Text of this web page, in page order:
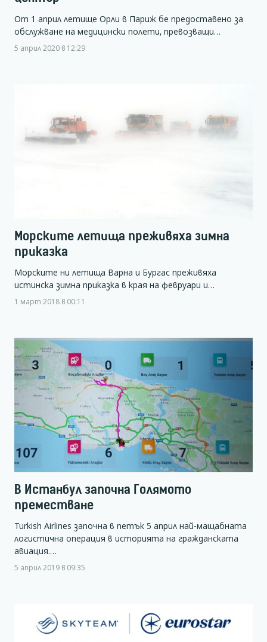
От 1 април летище Орли в Париж бе предоставено за
обслужване на медицински полети, превозващи…
5 април 2020 в 12:29
Морските летища преживяха зимна
приказка
Морските ни летища Варна и Бургас преживяха
истинска зимна приказка в края на февруари и…
1 март 2018 в 00:11
В Истанбул започна Голямото
преместване
Turkish Airlines започна в петък 5 април най-мащабната
логистична операция в историята на гражданската
авиация.…
5 април 2019 в 09:35